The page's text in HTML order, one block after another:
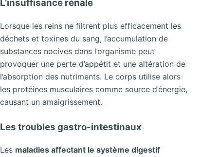
L’insuffisance rénale
Lorsque les reins ne filtrent plus efficacement les
déchets et toxines du sang, l’accumulation de
substances nocives dans l’organisme peut
provoquer une perte d’appétit et une altération de
l’absorption des nutriments. Le corps utilise alors
les protéines musculaires comme source d’énergie,
causant un amaigrissement.
Les troubles gastro-intestinaux
Les maladies affectant le système digestif